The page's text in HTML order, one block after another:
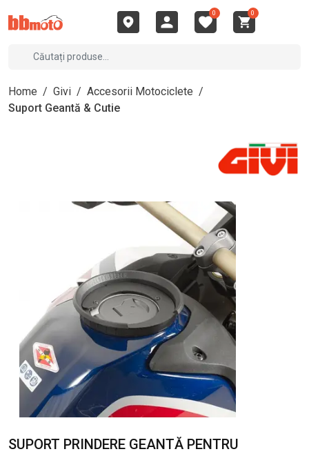
0 0
Home / Givi / Accesorii Motociclete /
Suport Geantă & Cutie
SUPORT PRINDERE GEANTĂ PENTRU